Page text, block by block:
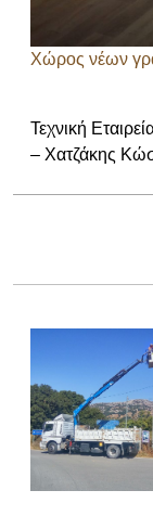
Χώρος νέων
Τεχνική
– Χατζάκης